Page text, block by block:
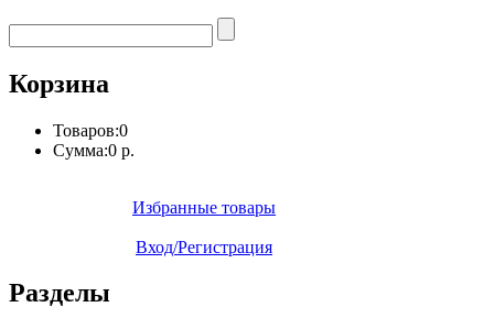
Корзина
Товаров:0
Сумма:0 р.
Избранные товары
Вход/Регистрация
Разделы